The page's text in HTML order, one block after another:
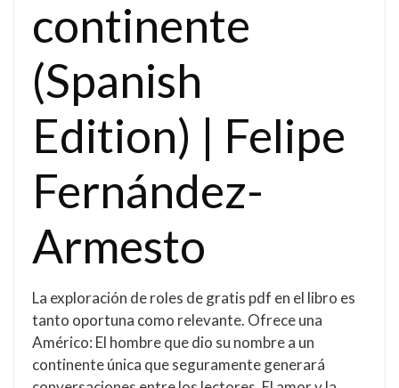
continente
(Spanish
Edition) | Felipe
Fernández-
Armesto
La exploración de roles de gratis pdf en el libro es
tanto oportuna como relevante. Ofrece una
Américo: El hombre que dio su nombre a un
continente única que seguramente generará